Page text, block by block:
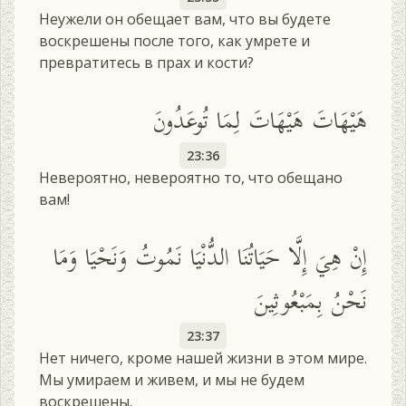
Неужели он обещает вам, что вы будете
воскрешены после того, как умрете и
превратитесь в прах и кости?
هَيْهَاتَ هَيْهَاتَ لِمَا تُوعَدُونَ
23:36
Невероятно, невероятно то, что обещано
вам!
إِنْ هِيَ إِلَّا حَيَاتُنَا الدُّنْيَا نَمُوتُ وَنَحْيَا وَمَا
نَحْنُ بِمَبْعُوثِينَ
23:37
Нет ничего, кроме нашей жизни в этом мире.
Мы умираем и живем, и мы не будем
воскрешены.